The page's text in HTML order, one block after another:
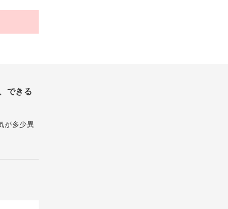
できる
が多少異